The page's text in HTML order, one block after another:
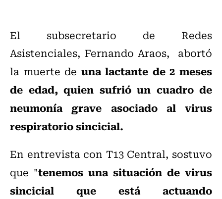
El subsecretario de Redes
Asistenciales, Fernando Araos, abortó
la muerte de una lactante de 2 meses
de edad, quien sufrió un cuadro de
neumonía grave asociado al virus
respiratorio sincicial.
En entrevista con T13 Central, sostuvo
que "tenemos una situación de virus
sincicial que está actuando